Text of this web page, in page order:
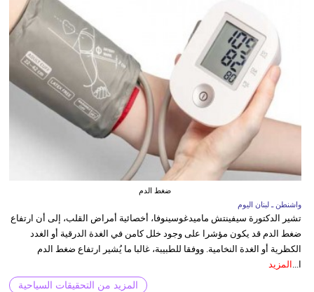
ضغط الدم
واشنطن ـ لبنان اليوم
تشير الدكتورة سيفينتش ماميدغوسينوفا، أخصائية أمراض القلب، إلى أن ارتفاع
ضغط الدم قد يكون مؤشرا على وجود خلل كامن في الغدة الدرقية أو الغدد
الكظرية أو الغدة النخامية. ووفقا للطبيبة، غالبا ما يُشير ارتفاع ضغط الدم
ا... المزيد
المزيد من التحقيقات السياحية